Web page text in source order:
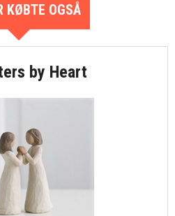
KØBTE OGSÅ
by Heart